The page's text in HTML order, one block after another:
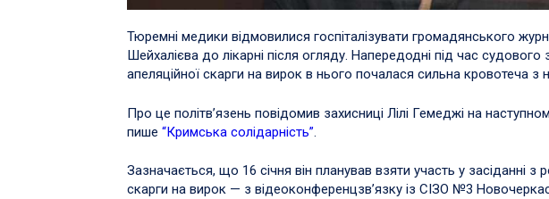
Тюремні медики відмовилися госпіталізувати громадянського
Шейхалієва до лікарні після огляду. Напередодні під час судового
апеляційної скарги на вирок в нього почалася сильна кровотеча з
Про це політв’язень повідомив захисниці Лілі Гемеджі на
пише “Кримська солідарність”.
Зазначається, що 16 січня він планував взяти участь у засіданні з
скарги на вирок — з відеоконференцзв’язку із СІЗО №3